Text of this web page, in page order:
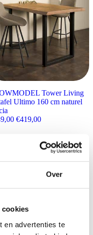
Over
cookies
en advertenties te
Tower Living
Ultimo 160 cm naturel
Oorspronkelijke prijs
€419,00Huidige prijs is: